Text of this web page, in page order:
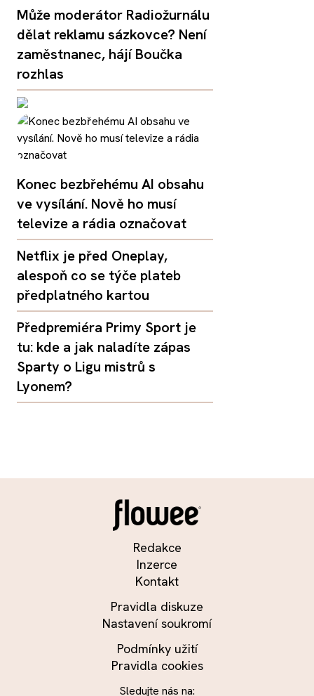
Může moderátor Radiožurnálu
dělat reklamu sázkovce? Není
zaměstnanec, hájí Boučka
rozhlas
Konec bezbřehému AI obsahu
ve vysílání. Nově ho musí
televize a rádia označovat
Netflix je před Oneplay,
alespoň co se týče plateb
předplatného kartou
Předpremiéra Primy Sport je
tu: kde a jak naladíte zápas
Sparty o Ligu mistrů s
Lyonem?
Redakce
Inzerce
Kontakt
Pravidla diskuze
Nastavení soukromí
Podmínky užití
Pravidla cookies
Sledujte nás na: